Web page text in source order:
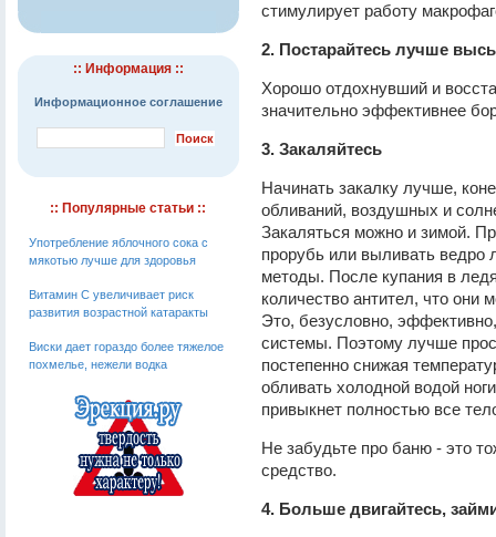
:: Информация ::
Информационное соглашение
:: Популярные статьи ::
Употребление яблочного сока с
мякотью лучше для здоровья
Витамин С увеличивает риск
развития возрастной катаракты
Виски дает гораздо более тяжелое
похмелье, нежели водка
стимулирует работу
2. Постарайтесь лучше
Хорошо отдохнувший и
значительно эффективнее
3. Закаляйтесь
Начинать закалку лучше,
обливаний, воздушных и
Закаляться можно и зимой.
прорубь или выливать ведро
методы. После купания в
количество антител, что они
Это, безусловно,
системы. Поэтому лучше
постепенно снижая
обливать холодной водой
привыкнет полностью все
Не забудьте про баню - это
средство.
4. Больше двигайтесь,